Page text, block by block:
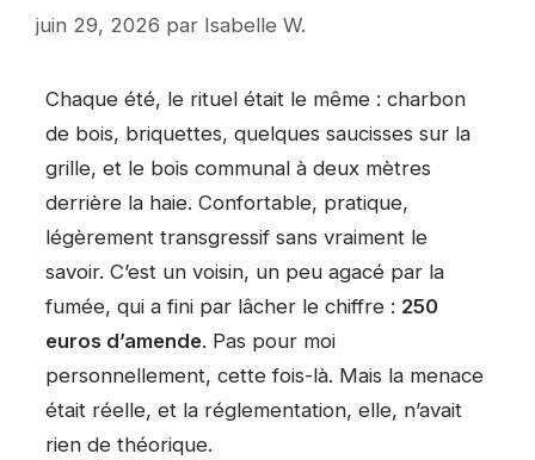
juin 29, 2026 par Isabelle W.
Chaque été, le rituel était le même : charbon
de bois, briquettes, quelques saucisses sur la
grille, et le bois communal à deux mètres
derrière la haie. Confortable, pratique,
légèrement transgressif sans vraiment le
savoir. C’est un voisin, un peu agacé par la
fumée, qui a fini par lâcher le chiffre : 250
euros d’amende. Pas pour moi
personnellement, cette fois-là. Mais la menace
était réelle, et la réglementation, elle, n’avait
rien de théorique.